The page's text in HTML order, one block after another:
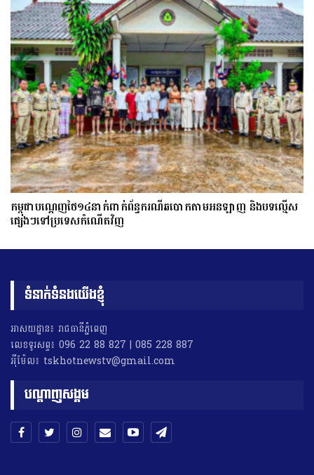
កម្ពុជាបណ្ដេញថៃ១៤នាក់ពាក់ព័ន្ធករណីឆបោកតាមអនឡាញ និងបទល្មើស
ផ្សេងៗទៅប្រទេសកំណើតវិញ
ទំនាក់ទំនងយើងខ្ញុំ
អាសយដ្ឋាន៖ រាជធានីភ្នំពេញ
លេខទូរសព្ទ៖ 096 22 88 827 | 085 228 887
អុីម៉ែល៖ tskhotnewstv@gmail.com
បណ្តាញសង្គម